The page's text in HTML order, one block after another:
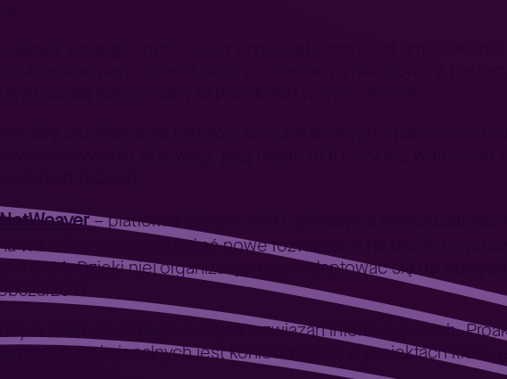
– platforma integracyjna i aplikacyjna współdziałająca
w krótkim czasie wdrażać nowe rozwiązania na bazie
CRM. Dzięki niej organizacja może adaptować się do nowych
IT.
w zakresie zintegrowanych rozwiązań informatycznych.
funkcjonalnych jest koniecznością w projektach